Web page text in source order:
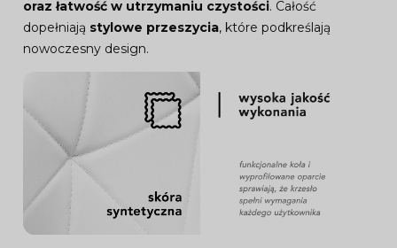
oraz łatwość w utrzymaniu czystości. Całość
dopełniają stylowe przeszycia, które podkreślają
nowoczesny design.